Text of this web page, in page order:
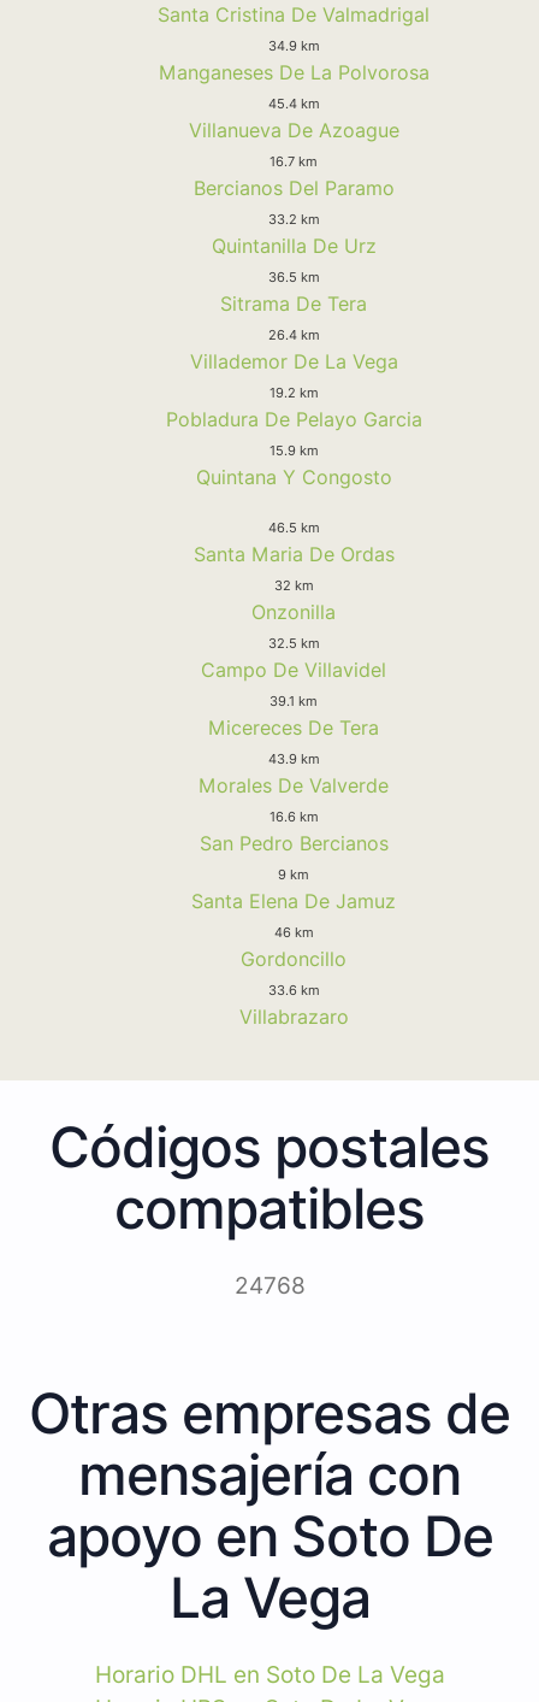
Santa Cristina De Valmadrigal
34.9 km
Manganeses De La Polvorosa
45.4 km
Villanueva De Azoague
16.7 km
Bercianos Del Paramo
33.2 km
Quintanilla De Urz
36.5 km
Sitrama De Tera
26.4 km
Villademor De La Vega
19.2 km
Pobladura De Pelayo Garcia
15.9 km
Quintana Y Congosto
46.5 km
Santa Maria De Ordas
32 km
Onzonilla
32.5 km
Campo De Villavidel
39.1 km
Micereces De Tera
43.9 km
Morales De Valverde
16.6 km
San Pedro Bercianos
9 km
Santa Elena De Jamuz
46 km
Gordoncillo
33.6 km
Villabrazaro
Códigos postales
compatibles
24768
Otras empresas de
mensajería con
apoyo en Soto De
La Vega
Horario DHL en Soto De La Vega